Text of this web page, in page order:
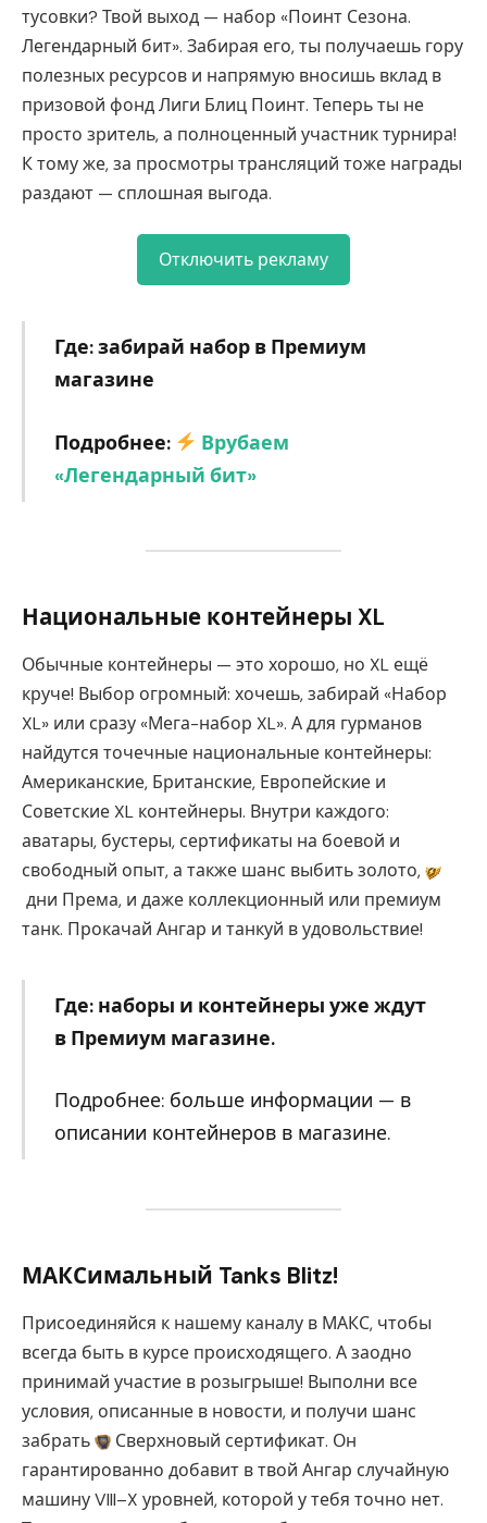
тусовки? Твой выход — набор «Поинт Сезона.
Легендарный бит». Забирая его, ты получаешь гору
полезных ресурсов и напрямую вносишь вклад в
призовой фонд Лиги Блиц Поинт. Теперь ты не
просто зритель, а полноценный участник турнира!
К тому же, за просмотры трансляций тоже награды
раздают — сплошная выгода.
Отключить рекламу
Где: забирай набор в Премиум
магазине
Подробнее:
Врубаем
«Легендарный бит»
Национальные контейнеры XL
Обычные контейнеры — это хорошо, но XL ещё
круче! Выбор огромный: хочешь, забирай «Набор
XL» или сразу «Мега-набор XL». А для гурманов
найдутся точечные национальные контейнеры:
Американские, Британские, Европейские и
Советские XL контейнеры. Внутри каждого:
аватары, бустеры, сертификаты на боевой и
свободный опыт, а также шанс выбить золото,
дни Према, и даже коллекционный или премиум
танк. Прокачай Ангар и танкуй в удовольствие!
Где: наборы и контейнеры уже ждут
в Премиум магазине.
Подробнее: больше информации — в
описании контейнеров в магазине.
МАКСимальный Tanks Blitz!
Присоединяйся к нашему каналу в МАКС, чтобы
всегда быть в курсе происходящего. А заодно
принимай участие в розыгрыше! Выполни все
условия, описанные в новости, и получи шанс
забрать
Сверхновый сертификат. Он
гарантированно добавит в твой Ангар случайную
машину VIII–X уровней, которой у тебя точно нет.